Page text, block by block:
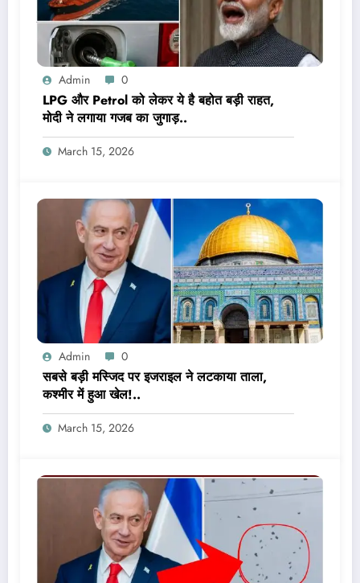
Admin 0
LPG और Petrol को लेकर ये है बहोत बड़ी राहत,
मोदी ने लगाया गजब का जुगाड़..
March 15, 2026
Admin 0
सबसे बड़ी मस्जिद पर इजराइल ने लटकाया ताला,
कश्मीर में हुआ खेल!..
March 15, 2026